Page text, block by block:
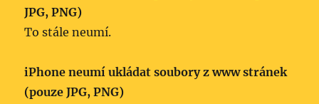
JPG, PNG)
To stále neumí.
iPhone neumí ukládat soubory z www stránek
(pouze JPG, PNG)